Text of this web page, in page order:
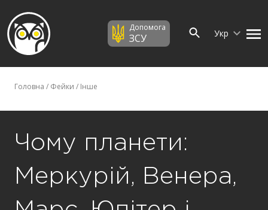
Допомога
ЗСУ Укр
Головна / Фейки / Інше
Чому планети:
Меркурій, Венера,